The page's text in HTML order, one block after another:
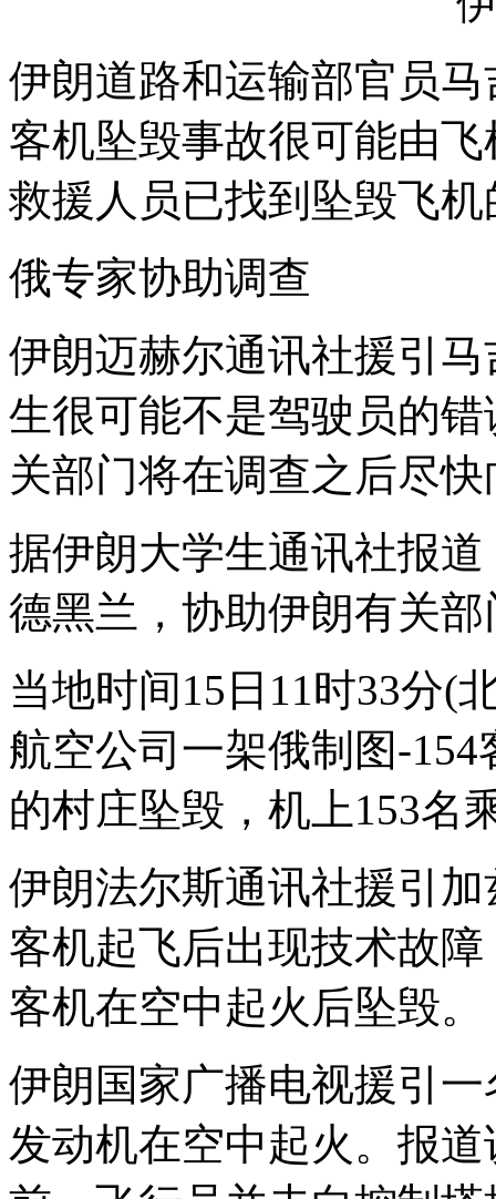
伊朗道路和运输部官员
客机坠毁事故很可能由
救援人员已找到坠毁飞
俄专家协助调查
伊朗迈赫尔通讯社援引
生很可能不是驾驶员的
关部门将在调查之后尽
据伊朗大学生通讯社报
德黑兰，协助伊朗有关
当地时间15日11时33分(
航空公司一架俄制图-
的村庄坠毁，机上153名
伊朗法尔斯通讯社援引
客机起飞后出现技术故
客机在空中起火后坠毁。
伊朗国家广播电视援引
发动机在空中起火。报